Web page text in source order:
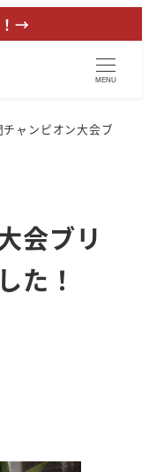
！→
MENU
チャンピオン大会ブ
会ブリ
た！